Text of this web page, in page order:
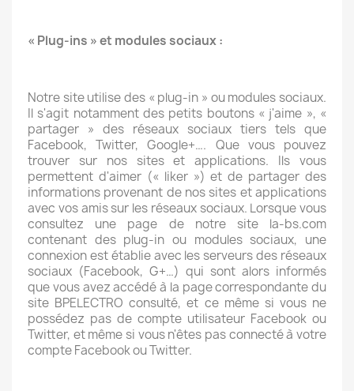
« Plug-ins » et modules sociaux :
Notre site utilise des « plug-in » ou modules sociaux.
Il s'agit notamment des petits boutons « j'aime », «
partager » des réseaux sociaux tiers tels que
Facebook, Twitter, Google+…. Que vous pouvez
trouver sur nos sites et applications. Ils vous
permettent d'aimer (« liker ») et de partager des
informations provenant de nos sites et applications
avec vos amis sur les réseaux sociaux. Lorsque vous
consultez une page de notre site la-bs.com
contenant des plug-in ou modules sociaux, une
connexion est établie avec les serveurs des réseaux
sociaux (Facebook, G+…) qui sont alors informés
que vous avez accédé à la page correspondante du
site BPELECTRO consulté, et ce même si vous ne
possédez pas de compte utilisateur Facebook ou
Twitter, et même si vous n'êtes pas connecté à votre
compte Facebook ou Twitter.